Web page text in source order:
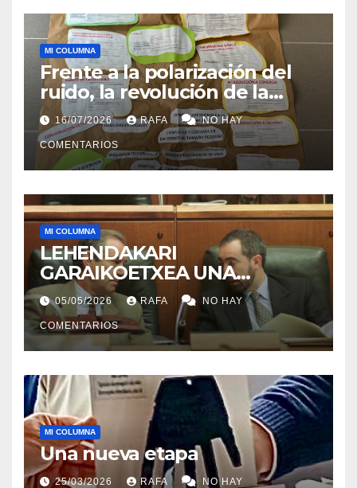
MI COLUMNA
Frente a la polarización del
ruido, la revolución de la
acogida
16/07/2026 RAFA NO HAY
COMENTARIOS
MI COLUMNA
LEHENDAKARI
GARAIKOETXEA UNA
PERSONA QUE DIGNIFICA EL
EJERCICIO DE LA POLÍTICA
05/05/2026 RAFA NO HAY
COMENTARIOS
MI COLUMNA
Una nueva etapa
25/03/2026 RAFA NO HAY